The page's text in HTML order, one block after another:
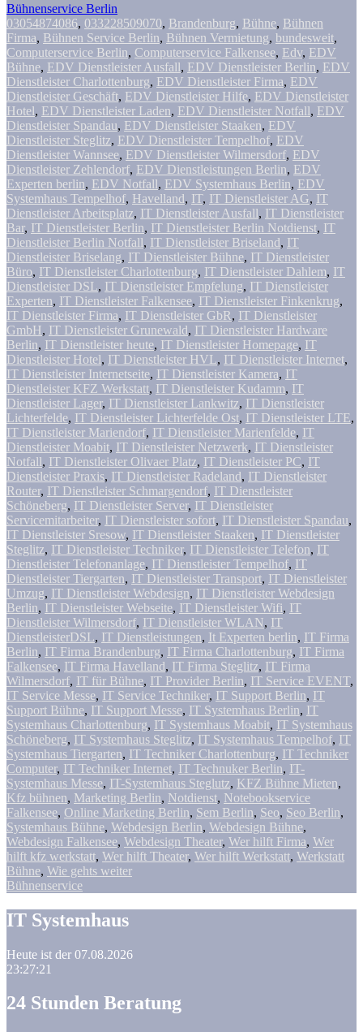
Bühnenservice Berlin
03054874086, 033228509070, Brandenburg, Bühne, Bühnen
Firma, Bühnen Service Berlin, Bühnen Vermietung, bundesweit,
Computerservice Berlin, Computerservice Falkensee, Edv, EDV
Bühne, EDV Dienstleister Ausfall, EDV Dienstleister Berlin, EDV
Dienstleister Charlottenburg, EDV Dienstleister Firma, EDV
Dienstleister Geschäft, EDV Dienstleister Hilfe, EDV Dienstleister
Hotel, EDV Dienstleister Laden, EDV Dienstleister Notfall, EDV
Dienstleister Spandau, EDV Dienstleister Staaken, EDV
Dienstleister Steglitz, EDV Dienstleister Tempelhof, EDV
Dienstleister Wannsee, EDV Dienstleister Wilmersdorf, EDV
Dienstleister Zehlendorf, EDV Dienstleistungen Berlin, EDV
Experten berlin, EDV Notfall, EDV Systemhaus Berlin, EDV
Systemhaus Tempelhof, Havelland, IT, IT Dienstleister AG, IT
Dienstleister Arbeitsplatz, IT Dienstleister Ausfall, IT Dienstleister
Bar, IT Dienstleister Berlin, IT Dienstleister Berlin Notdienst, IT
Dienstleister Berlin Notfall, IT Dienstleister Briseland, IT
Dienstleister Briselang, IT Dienstleister Bühne, IT Dienstleister
Büro, IT Dienstleister Charlottenburg, IT Dienstleister Dahlem, IT
Dienstleister DSL, IT Dienstleister Empfelung, IT Dienstleister
Experten, IT Dienstleister Falkensee, IT Dienstleister Finkenkrug,
IT Dienstleister Firma, IT Dienstleister GbR, IT Dienstleister
GmbH, IT Dienstleister Grunewald, IT Dienstleister Hardware
Berlin, IT Dienstleister heute, IT Dienstleister Homepage, IT
Dienstleister Hotel, IT Dienstleister HVL, IT Dienstleister Internet,
IT Dienstleister Internetseite, IT Dienstleister Kamera, IT
Dienstleister KFZ Werkstatt, IT Dienstleister Kudamm, IT
Dienstleister Lager, IT Dienstleister Lankwitz, IT Dienstleister
Lichterfelde, IT Dienstleister Lichterfelde Ost, IT Dienstleister LTE,
IT Dienstleister Mariendorf, IT Dienstleister Marienfelde, IT
Dienstleister Moabit, IT Dienstleister Netzwerk, IT Dienstleister
Notfall, IT Dienstleister Olivaer Platz, IT Dienstleister PC, IT
Dienstleister Praxis, IT Dienstleister Radeland, IT Dienstleister
Router, IT Dienstleister Schmargendorf, IT Dienstleister
Schöneberg, IT Dienstleister Server, IT Dienstleister
Servicemitarbeiter, IT Dienstleister sofort, IT Dienstleister Spandau,
IT Dienstleister Sresow, IT Dienstleister Staaken, IT Dienstleister
Steglitz, IT Dienstleister Techniker, IT Dienstleister Telefon, IT
Dienstleister Telefonanlage, IT Dienstleister Tempelhof, IT
Dienstleister Tiergarten, IT Dienstleister Transport, IT Dienstleister
Umzug, IT Dienstleister Webdesign, IT Dienstleister Webdesign
Berlin, IT Dienstleister Webseite, IT Dienstleister Wifi, IT
Dienstleister Wilmersdorf, IT Dienstleister WLAN, IT
DienstleisterDSL, IT Dienstleistungen, It Experten berlin, IT Firma
Berlin, IT Firma Brandenburg, IT Firma Charlottenburg, IT Firma
Falkensee, IT Firma Havelland, IT Firma Steglitz, IT Firma
Wilmersdorf, IT für Bühne, IT Provider Berlin, IT Service EVENT,
IT Service Messe, IT Service Techniker, IT Support Berlin, IT
Support Bühne, IT Support Messe, IT Systemhaus Berlin, IT
Systemhaus Charlottenburg, IT Systemhaus Moabit, IT Systemhaus
Schöneberg, IT Systemhaus Steglitz, IT Systemhaus Tempelhof, IT
Systemhaus Tiergarten, IT Techniker Charlottenburg, IT Techniker
Computer, IT Techniker Internet, IT Technuker Berlin, IT-
Systemhaus Messe, IT-Systemhaus Steglutz, KFZ Bühne Mieten,
Kfz bühnen, Marketing Berlin, Notdienst, Notebookservice
Falkensee, Online Marketing Berlin, Sem Berlin, Seo, Seo Berlin,
Systemhaus Bühne, Webdesign Berlin, Webdesign Bühne,
Webdesign Falkensee, Webdesign Theater, Wer hilft Firma, Wer
hilft kfz werkstatt, Wer hilft Theater, Wer hilft Werkstatt, Werkstatt
Bühne, Wie gehts weiter
Bühnenservice
IT Systemhaus
Heute ist der 07.08.2026
23:27:21
24 Stunden Beratung